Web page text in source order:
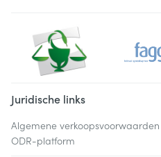
Juridische links
Algemene verkoopsvoorwaarden
ODR-platform